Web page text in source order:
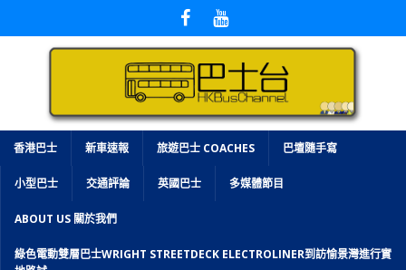
香港巴士 新車速報 旅遊巴士 COACHES 巴壇隨手寫
小型巴士 交通評論 英國巴士 多媒體節目
ABOUT US 關於我們
綠色電動雙層巴士WRIGHT STREETDECK ELECTROLINER到訪愉景灣進行實